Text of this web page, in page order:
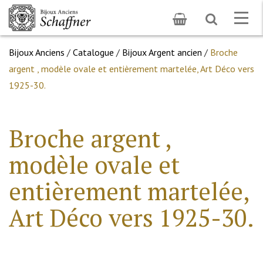
Toggle
search
Bijoux Anciens / Catalogue / Bijoux Argent ancien / Broche
argent , modèle ovale et entièrement martelée, Art Déco vers
1925-30.
Broche argent ,
modèle ovale et
entièrement martelée,
Art Déco vers 1925-30.